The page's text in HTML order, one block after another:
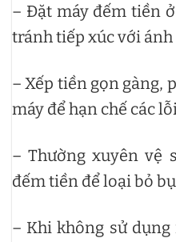
– Đặt máy đếm tiền
tránh tiếp xúc với
– Xếp tiền gọn gàng,
máy để hạn chế các
– Thường xuyên vệ
đếm tiền để loại bỏ
– Khi không sử